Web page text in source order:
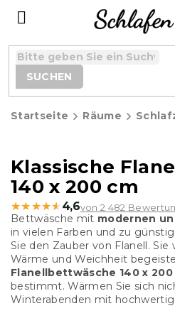
SUCHEN
Startseite Räume
Klassische
140 x 200 cm
★★★★★
★★★★★ 4,6von 2 482
Bettwäsche mit modernen
in vielen Farben und zu
Sie den Zauber von Flanell. Sie
Wärme und Weichheit
Flanellbettwäsche 140 x
bestimmt. Wärmen Sie sich
Winterabenden mit